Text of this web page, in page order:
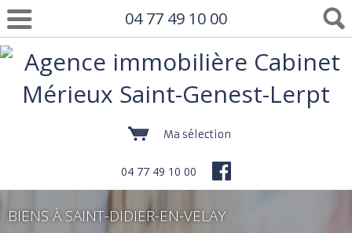
Ma sélection
04 77 49 10 00
04 77 49 10 00
BIENS À SAINT-DIDIER-EN-VELAY